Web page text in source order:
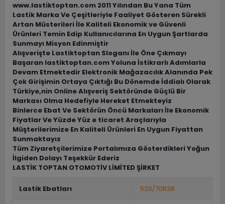
www.lastiktoptan.com 2011 Yılından Bu Yana Tüm
Lastik Marka Ve Çeşitleriyle Faaliyet Gösteren Sürekli
Artan Müsterileri İle Kaliteli Ekonomik ve Güvenli
Ürünleri Temin Edip Kullanıcılarına En Uygun Şartlarda
Sunmayı Misyon Edinmiştir
Alışverişte Lastiktoptan Sloganı İle Öne Çıkmayı
Başaran lastiktoptan.com Yoluna İstikrarlı Adımlarla
Devam Etmektedir Elektronik Mağazacılık Alanında Pek
Çok Girişimin Ortaya Çıktığı Bu Dönemde İddialı Olarak
Türkiye,nin Online Alışveriş Sektöründe Güçlü Bir
Markası Olma Hedefiyle Hereket Etmekteyiz
Binlerce Ebat Ve Sektörün Öncü Markaları İle Ekonomik
Fiyatlar Ve Yüzde Yüz e ticaret Araçlarıyla
Müşterilerimize En Kaliteli Ürünleri En Uygun Fiyattan
Sunmaktayız
Tüm Ziyaretçilerimize Portalımıza Gösterdikleri Yoğun
İlgiden Dolayı Teşekkür Ederiz
LASTİK TOPTAN OTOMOTİV LİMİTED ŞİRKET
Lastik Ebatları 520/70R38